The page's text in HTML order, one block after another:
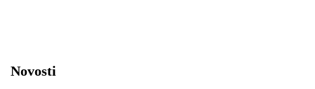
Novosti